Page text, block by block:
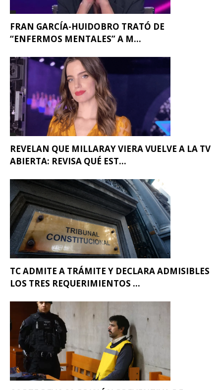
FRAN GARCÍA-HUIDOBRO TRATÓ DE
“ENFERMOS MENTALES” A M...
REVELAN QUE MILLARAY VIERA VUELVE A LA TV
ABIERTA: REVISA QUÉ EST...
TC ADMITE A TRÁMITE Y DECLARA ADMISIBLES
LOS TRES REQUERIMIENTOS ...